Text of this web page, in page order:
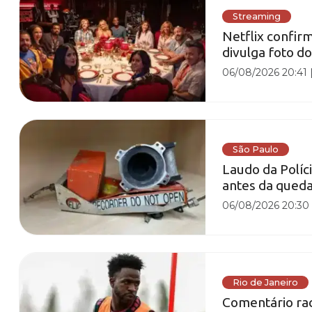
Streaming
Netflix
divulga foto
06/08/2026 20:41
São Paulo
Laudo da
antes da
06/08/2026 20:30
Rio de Janeiro
Comentário